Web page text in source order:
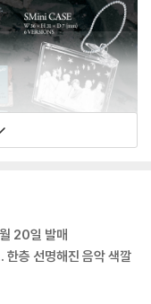
20일 발매
층 선명해진 음악 색깔